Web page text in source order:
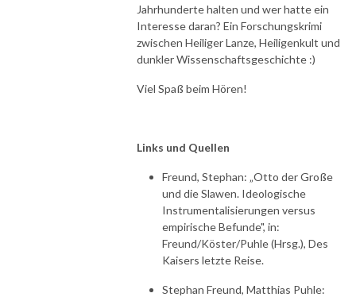
Jahrhunderte halten und wer hatte ein
Interesse daran? Ein Forschungskrimi
zwischen Heiliger Lanze, Heiligenkult und
dunkler Wissenschaftsgeschichte :)
Viel Spaß beim Hören!
Links und Quellen
Freund, Stephan: „Otto der Große
und die Slawen. Ideologische
Instrumentalisierungen versus
empirische Befunde", in:
Freund/Köster/Puhle (Hrsg.), Des
Kaisers letzte Reise.
Stephan Freund, Matthias Puhle: